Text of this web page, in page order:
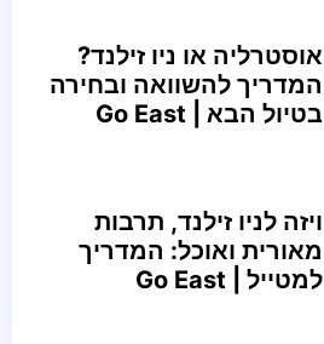
אוסטרליה או ניו זילנד?
המדריך להשוואה ובחירה
בטיול הבא | Go East
ויזה לניו זילנד, תרבות
מאורית ואוכל: המדריך
למטייל | Go East